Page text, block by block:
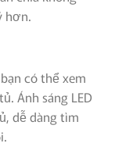
hơn.
có thể xem
Ánh sáng LED
dễ dàng tìm